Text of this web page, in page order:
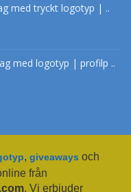
med tryckt logotyp | ..
med logotyp | profilp ..
, giveaways och
från
. Vi erbjuder